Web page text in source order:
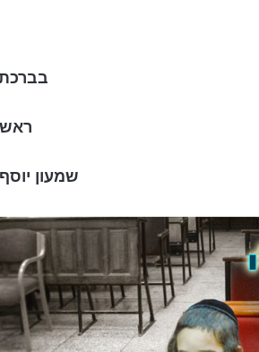
שמעון